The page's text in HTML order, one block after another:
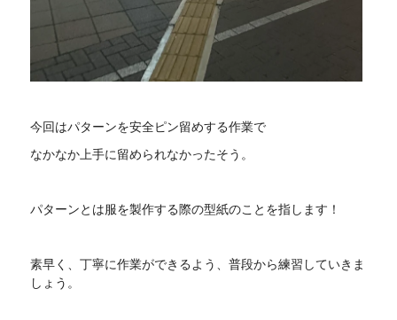
今回はパターンを安全ピン留めする作業で
なかなか上手に留められなかったそう。
パターンとは服を製作する際の型紙のことを指します！
素早く、丁寧に作業ができるよう、普段から練習していきま
しょう。